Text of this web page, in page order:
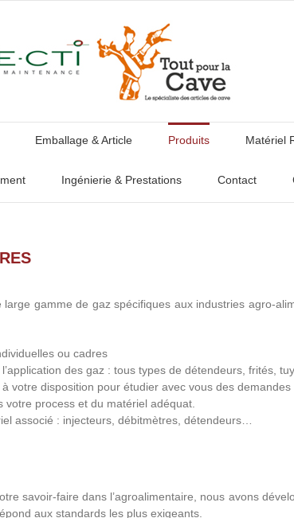
Emballage & Article Produits Matériel
Ingénierie & Prestations Contact
gamme de gaz spécifiques aux industries agro-
ou cadres
des gaz : tous types de détendeurs, frités,
à votre disposition pour étudier avec vous des
votre process et du matériel adéquat.
associé : injecteurs, débitmètres, détendeurs…
savoir-faire dans l’agroalimentaire, nous avons
aux standards les plus exigeants.